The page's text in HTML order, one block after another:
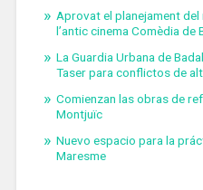
Aprovat el planejament del
l’antic cinema Comèdia de
La Guardia Urbana de
Taser para conflictos de
Comienzan las obras de
Montjuïc
Nuevo espacio para la
Maresme